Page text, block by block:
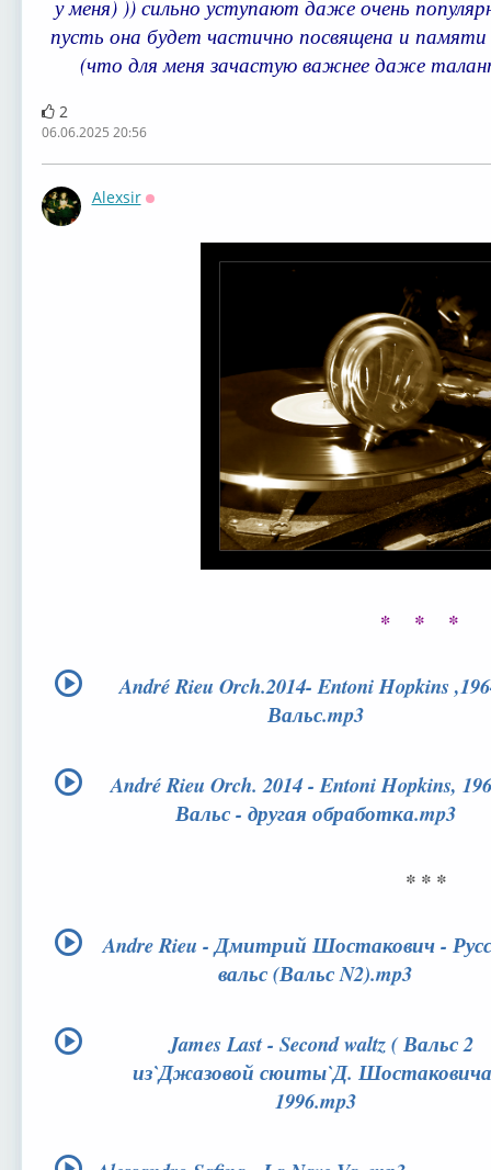
у меня) )) сильно уступают даже очень
пусть она будет частично посвящена и памяти
(что для меня зачастую важнее даже
2
06.06.2025 20:56
Alexsir
* * *
André Rieu Orch.2014- Entoni Hopkins
Вальс.mp3
André Rieu Orch. 2014 - Entoni Hopkins,
Вальс - другая обработка.mp3
* * *
Andre Rieu - Дмитрий Шостакович -
вальс (Вальс N2).mp3
James Last - Second waltz ( Вальс 2
из`Джазовой сюиты`Д.
1996.mp3